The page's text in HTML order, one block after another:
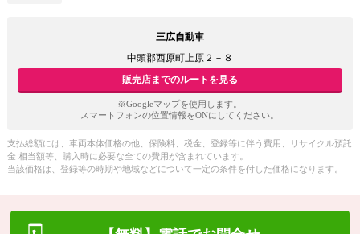
三広自動車
中頭郡西原町上原２－８
販売店までのルートを見る
※Googleマップを使用します。
スマートフォンの位置情報をONにしてください。
支払総額には、車両本体価格の他、保険料、税金、登録等に伴う費用、リサイクル預託
金 相当額等、購入時に必要な全ての費用が含まれています。
当該価格は、登録等の時期や地域などについて一定の条件を付した価格になります。